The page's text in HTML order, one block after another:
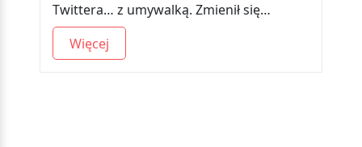
Twittera… z umywalką. Zmienił się…
Więcej